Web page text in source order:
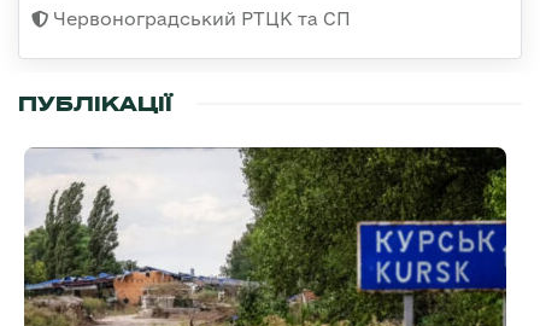
Червоноградський РТЦК та СП
ПУБЛІКАЦІЇ